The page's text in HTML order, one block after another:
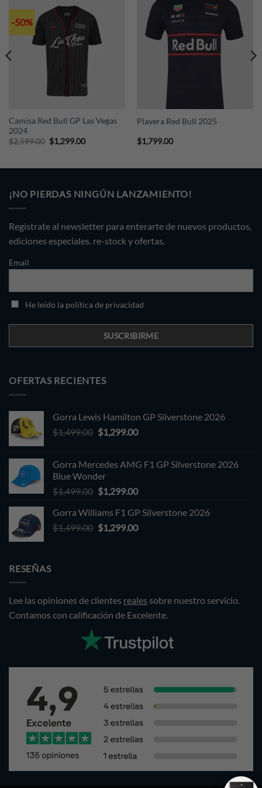
-50%
Camisa Red Bull GP Las Vegas
2024
$2,599.00 Original
price
$1,299.00Current
Playera Red Bull 2025
$1,799.00
¡NO PIERDAS NINGÚN LANZAMIENTO!
Regístrate al newsletter para enterarte de nuevos productos,
ediciones especiales. re-stock y ofertas.
Email
He leído la política de privacidad
OFERTAS RECIENTES
Gorra Lewis Hamilton GP Silverstone 2026
$1,499.00 Original
$1,499.00.
$1,299.00Current
$1,299.00.
Gorra Mercedes AMG F1 GP Silverstone 2026
Blue Wonder
$1,499.00 Original
was:
$1,499.00.
$1,299.00Current
is:
$1,299.00.
Gorra Williams F1 GP Silverstone 2026
$1,499.00 Original
$1,299.00Current
RESEÑAS
Lee las opiniones de clientes reales sobre nuestro servicio.
Contamos con calificación de Excelente.